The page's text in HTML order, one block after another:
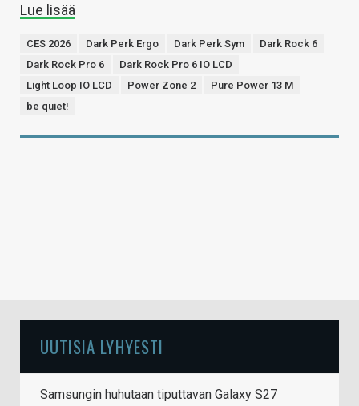
Lue lisää
CES 2026 Dark Perk Ergo Dark Perk Sym
Dark Rock 6
Dark Rock Pro 6
Dark Rock Pro 6 IO LCD
Light Loop IO LCD
Power Zone 2
Pure Power 13 M
be quiet!
UUTISIA LYHYESTI
Samsungin huhutaan tiputtavan Galaxy S27